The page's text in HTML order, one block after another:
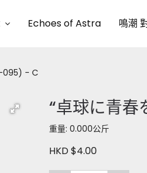
Echoes of Astra 鳴潮
095) - C
“卓球に青
重量: 0.000公斤
HKD $4.00